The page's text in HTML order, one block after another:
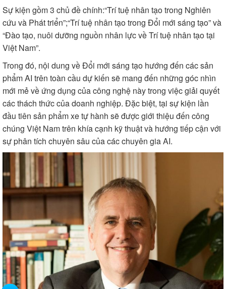
Sự kiện gồm 3 chủ đề chính:“Trí tuệ nhân tạo trong Nghiên
cứu và Phát triển”;“Trí tuệ nhân tạo trong Đổi mới sáng tạo” và
“Đào tạo, nuôi dưỡng nguồn nhân lực về Trí tuệ nhân tạo tại
Việt Nam”.
Trong đó, nội dung về Đổi mới sáng tạo hướng đến các sản
phẩm AI trên toàn cầu dự kiến sẽ mang đến những góc nhìn
mới mẻ về ứng dụng của công nghệ này trong việc giải quyết
các thách thức của doanh nghiệp. Đặc biệt, tại sự kiện lần
đầu tiên sản phẩm xe tự hành sẽ được giới thiệu đến công
chúng Việt Nam trên khía cạnh kỹ thuật và hướng tiếp cận với
sự phân tích chuyên sâu của các chuyên gia AI.